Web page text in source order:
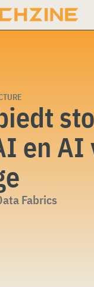
en AI
Fabrics